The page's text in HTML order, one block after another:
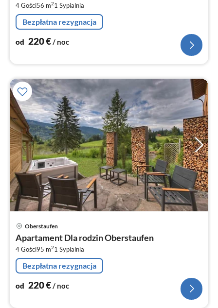
4 Gości56 m21 Sypialnia
Bezpłatna rezygnacja
od 220€/ noc
Oberstaufen
Apartament Dla rodzin Oberstaufen
4 Gości95 m21 Sypialnia
Bezpłatna rezygnacja
od 220€ / noc